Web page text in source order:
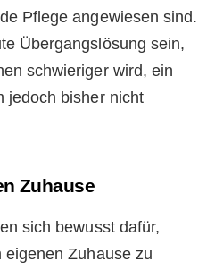
Pflege angewiesen sind.
Übergangslösung sein,
schwieriger wird, ein
jedoch bisher nicht
Zuhause
sich bewusst dafür,
Zuhause zu